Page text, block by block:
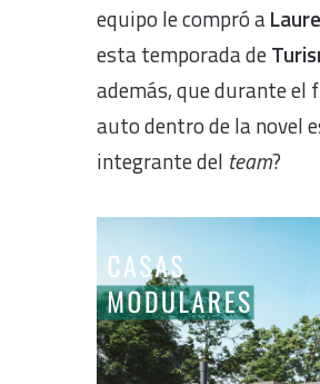
equipo le compró a
esta temporada de
además, que durante el
auto dentro de la novel
integrante del team?